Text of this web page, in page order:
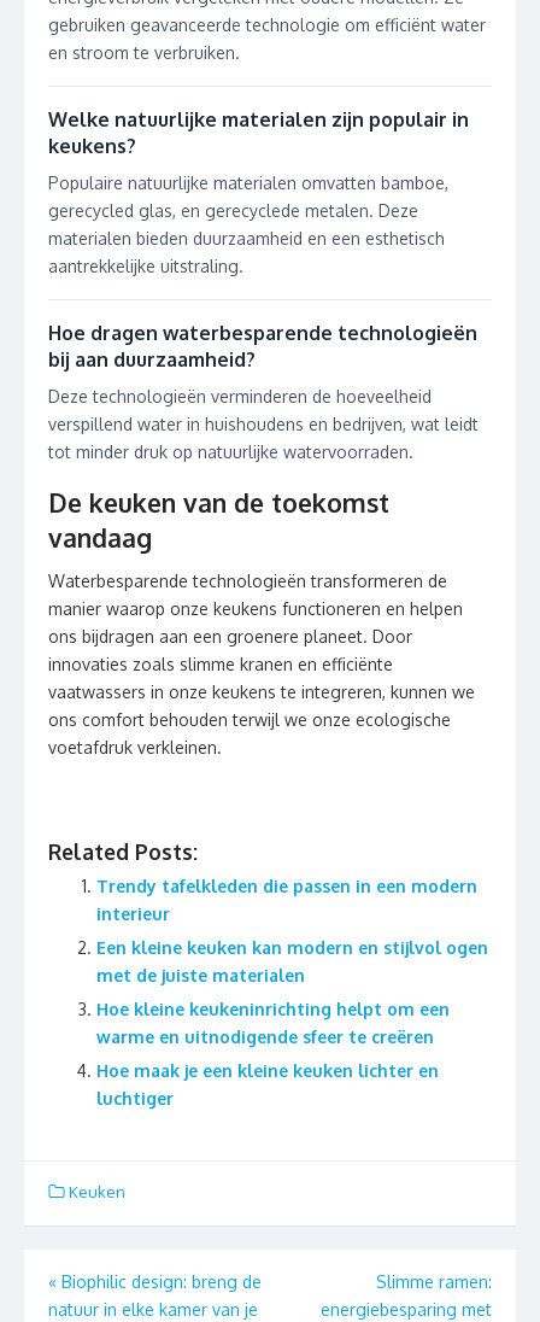
gebruiken geavanceerde technologie om efficiënt water
en stroom te verbruiken.
Welke natuurlijke materialen zijn populair in
keukens?
Populaire natuurlijke materialen omvatten bamboe,
gerecycled glas, en gerecyclede metalen. Deze
materialen bieden duurzaamheid en een esthetisch
aantrekkelijke uitstraling.
Hoe dragen waterbesparende technologieën
bij aan duurzaamheid?
Deze technologieën verminderen de hoeveelheid
verspillend water in huishoudens en bedrijven, wat leidt
tot minder druk op natuurlijke watervoorraden.
De keuken van de toekomst
vandaag
Waterbesparende technologieën transformeren de
manier waarop onze keukens functioneren en helpen
ons bijdragen aan een groenere planeet. Door
innovaties zoals slimme kranen en efficiënte
vaatwassers in onze keukens te integreren, kunnen we
ons comfort behouden terwijl we onze ecologische
voetafdruk verkleinen.
Related Posts:
Trendy tafelkleden die passen in een modern
interieur
Een kleine keuken kan modern en stijlvol ogen
met de juiste materialen
Hoe kleine keukeninrichting helpt om een
warme en uitnodigende sfeer te creëren
Hoe maak je een kleine keuken lichter en
luchtiger
Keuken
Berichtnavigatie
« Biophilic design: breng de
natuur in elke kamer van je
Slimme ramen:
energiebesparing met